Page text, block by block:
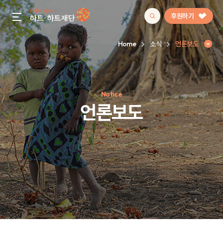
gnb menu open 후원하기
인기 키워드
#정기후원#하트플레이스#캠페인#팬덤후원
Home 소식 언론보도
Notice
언론보도
언론보도